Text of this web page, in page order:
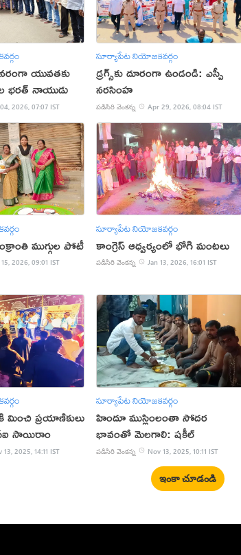
యువతకు
భరత్ నాయుడు
2026, 07:07 IST
సూర్యాపేట నియోజకవర్గం
డ్రగ్స్‌కు దూరంగా ఉండండి: ఎస్పీ
నరసింహ
పడిసిరి వెంకన్న Apr 29, 2026, 08:04 IST
ముగ్గుల పోటీ
15, 2026, 09:01 IST
సూర్యాపేట నియోజకవర్గం
కాంగ్రెస్ ఆధ్వర్యంలో భోగి మంటలు
పడిసిరి వెంకన్న Jan 13, 2026, 16:01 IST
మించి ప్రయాణికులు
సాయిరాం
13, 2025, 14:11 IST
సూర్యాపేట నియోజకవర్గం
హిందూ ముస్లింలంతా సోదర
భావంతో మెలగాలి: షకీల్
పడిసిరి వెంకన్న Nov 13, 2025, 10:11 IST
ఇంకా చూడండి